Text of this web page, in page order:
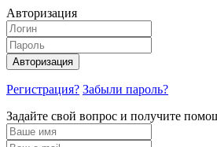
Авторизация
Авторизация
Регистрация? Забыли пароль?
Задайте свой вопрос и получите